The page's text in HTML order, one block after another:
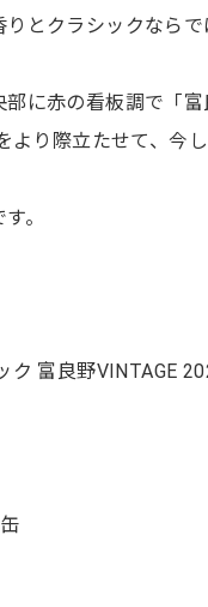
とクラシックならで
に赤の看板調で「
より際立たせて、今
。
ク 富良野VINTAGE